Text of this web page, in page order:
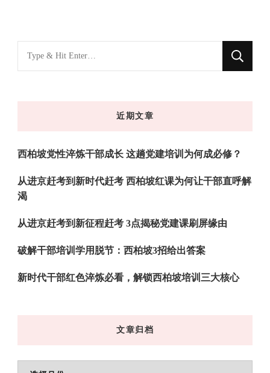
找
什
近期文章
西柏坡党性淬炼干部成长 这趟党建培训为何成必修？
从进京赶考到新时代赶考 西柏坡红课为何让干部直呼解
渴
从进京赶考到新征程赶考 3点揭秘党建课刷屏缘由
破解干部培训学用脱节：西柏坡3招给出答案
新时代干部红色淬炼必看，解锁西柏坡培训三大核心
文章归档